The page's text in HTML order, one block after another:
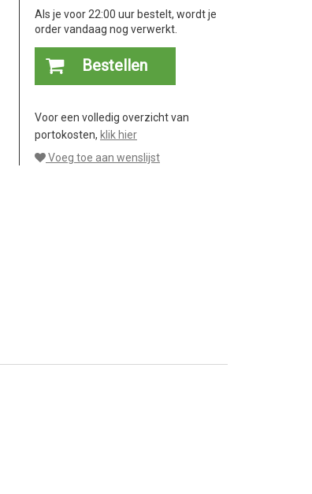
Als je voor 22:00 uur bestelt, wordt je
order vandaag nog verwerkt.
Bestellen
Voor een volledig overzicht van
portokosten, klik hier
Voeg toe aan wenslijst